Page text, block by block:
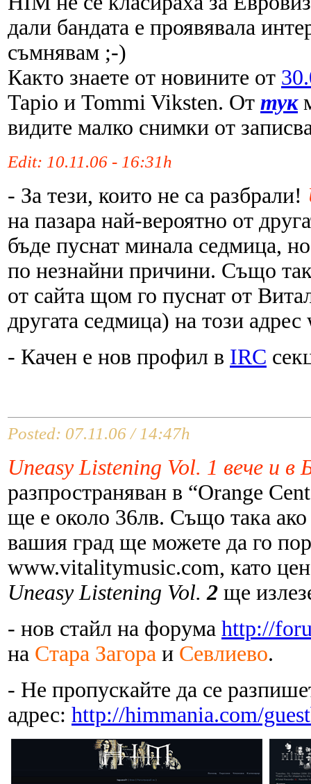
дали бандата е проявявала
съмнявам ;-)
Както знаете от новините от
Tapio и Tommi Viksten. От тук
видите малко снимки от
Edit: 10.11.06 - 16:31h
- За тези, които не са разбрали!
на пазара най-вероятно от
бъде пуснат минала седмица,
по незнайни причини. Също
от сайта щом го пуснат от
другата седмица) на този
- Качен е нов профил в IRC
Posted: 07.11.06 / 14:47h
Uneasy Listening Vol. 1 вече и
разпространяван в “Orange
ще е около 36лв. Също така
вашия град ще можете да го
www.vitalitymusic.com, като
Uneasy Listening Vol.2 ще
- нов стайл на форума http://
на Стара Загора и Севлиево.
- Не пропускайте да се
адрес: http://himmania.com/